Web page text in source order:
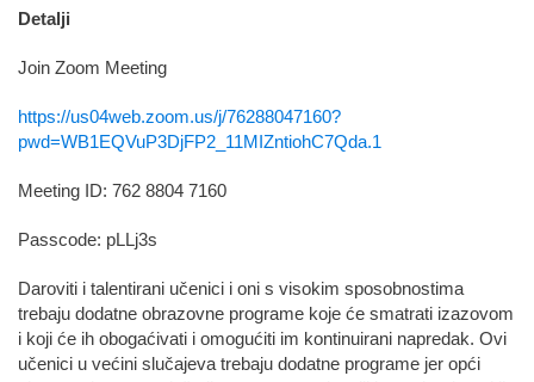
Detalji
Join Zoom Meeting
https://us04web.zoom.us/j/76288047160?
pwd=WB1EQVuP3DjFP2_11MIZntiohC7Qda.1
Meeting ID: 762 8804 7160
Passcode: pLLj3s
Daroviti i talentirani učenici i oni s visokim sposobnostima
trebaju dodatne obrazovne programe koje će smatrati izazovom
i koji će ih obogaćivati i omogućiti im kontinuirani napredak. Ovi
učenici u većini slučajeva trebaju dodatne programe jer opći